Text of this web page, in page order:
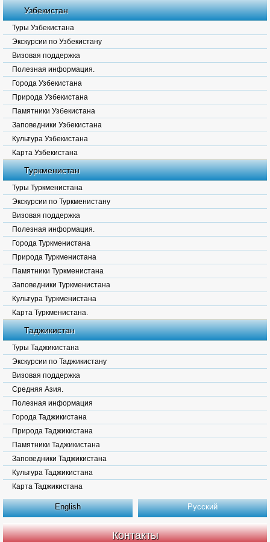
Узбекистан
Туры Узбекистана
Экскурсии по Узбекистану
Визовая поддержка
Полезная информация.
Города Узбекистана
Природа Узбекистана
Памятники Узбекистана
Заповедники Узбекистана
Культура Узбекистана
Карта Узбекистана
Туркменистан
Туры Туркменистана
Экскурсии по Туркменистану
Визовая поддержка
Полезная информация.
Города Туркменистана
Природа Туркменистана
Памятники Туркменистана
Заповедники Туркменистана
Культура Туркменистана
Карта Туркменистана.
Таджикистан
Туры Таджикистана
Экскурсии по Таджикистану
Визовая поддержка
Средняя Азия.
Полезная информация
Города Таджикистана
Природа Таджикистана
Памятники Таджикистана
Заповедники Таджикистана
Культура Таджикистана
Карта Таджикистана
English Русский
Контакты